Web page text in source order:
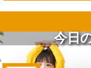
今日